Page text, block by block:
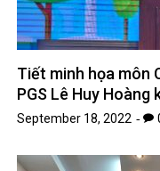
Tiết minh họa môn
PGS Lê Huy Hoàng
September 18, 2022